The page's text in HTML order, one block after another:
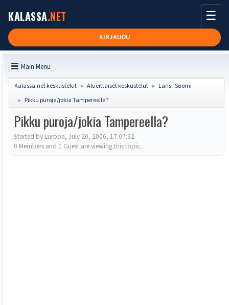
KALASSA.NET
KIRJAUDU
☰
Main Menu
Kalassa.net keskustelut ► Alueittaiset keskustelut ► Länsi-Suomi
► Pikku puroja/jokia Tampereella?
Pikku puroja/jokia Tampereella?
Started by Lurppa, July 20, 2006, 17:07:32
0 Members and 1 Guest are viewing this topic.